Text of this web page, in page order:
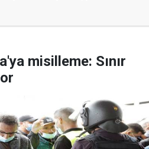
misilleme: Sınır